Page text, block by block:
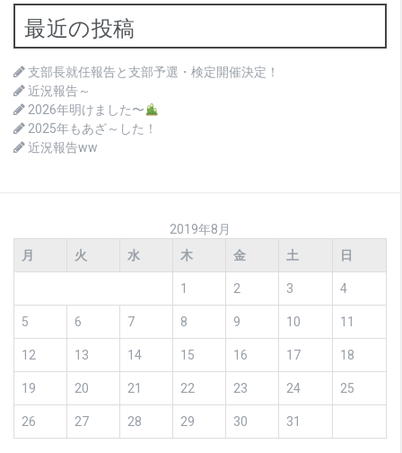
最近の投稿
支部長就任報告と支部予選・検定開催決定！
近況報告～
2026年明けました〜
2025年もあざ～した！
近況報告ww
2019年8月
月
火 水 木 金 土 日
1 2 3 4
5 6 7 8 9 10 11
12 13 14 15 16 17 18
19 20 21 22 23 24 25
26 27 28 29 30 31